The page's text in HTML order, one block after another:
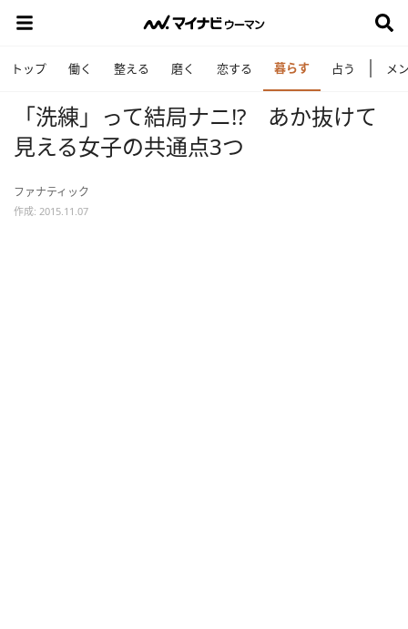
トップ 働く 整える 磨く 恋する 暮らす 占う メ
「洗練」って結局ナニ!? あか抜けて
見える女子の共通点3つ
ファナティック
作成: 2015.11.07